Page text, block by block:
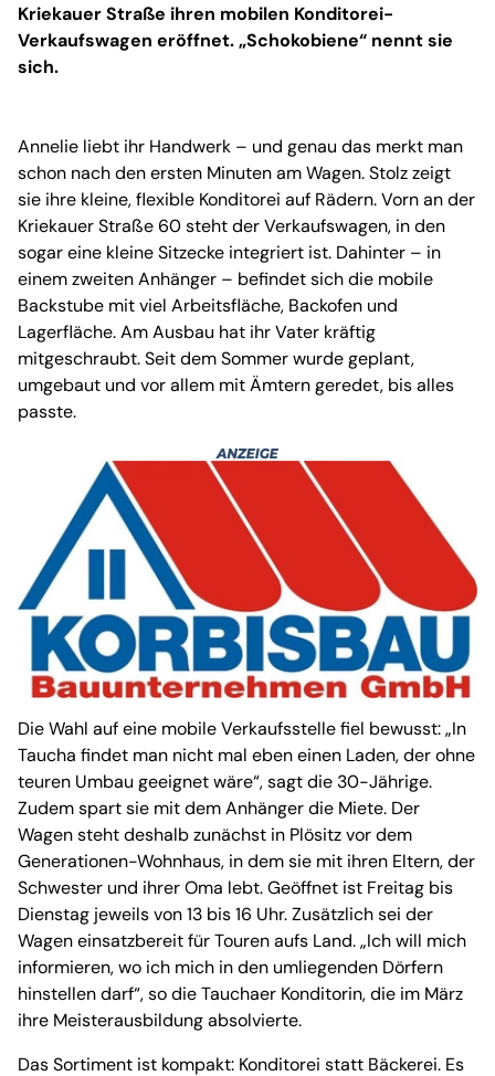
Kriekauer Straße ihren mobilen Konditorei-
Verkaufswagen eröffnet. „Schokobiene“ nennt sie
sich.
Annelie liebt ihr Handwerk – und genau das merkt man
schon nach den ersten Minuten am Wagen. Stolz zeigt
sie ihre kleine, flexible Konditorei auf Rädern. Vorn an der
Kriekauer Straße 60 steht der Verkaufswagen, in den
sogar eine kleine Sitzecke integriert ist. Dahinter – in
einem zweiten Anhänger – befindet sich die mobile
Backstube mit viel Arbeitsfläche, Backofen und
Lagerfläche. Am Ausbau hat ihr Vater kräftig
mitgeschraubt. Seit dem Sommer wurde geplant,
umgebaut und vor allem mit Ämtern geredet, bis alles
passte.
Die Wahl auf eine mobile Verkaufsstelle fiel bewusst: „In
Taucha findet man nicht mal eben einen Laden, der ohne
teuren Umbau geeignet wäre“, sagt die 30-Jährige.
Zudem spart sie mit dem Anhänger die Miete. Der
Wagen steht deshalb zunächst in Plösitz vor dem
Generationen-Wohnhaus, in dem sie mit ihren Eltern, der
Schwester und ihrer Oma lebt. Geöffnet ist Freitag bis
Dienstag jeweils von 13 bis 16 Uhr. Zusätzlich sei der
Wagen einsatzbereit für Touren aufs Land. „Ich will mich
informieren, wo ich mich in den umliegenden Dörfern
hinstellen darf“, so die Tauchaer Konditorin, die im März
ihre Meisterausbildung absolvierte.
Das Sortiment ist kompakt: Konditorei statt Bäckerei. Es